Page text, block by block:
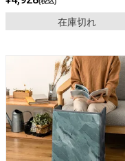
アクセサリー・
アウトレット
在庫切れ